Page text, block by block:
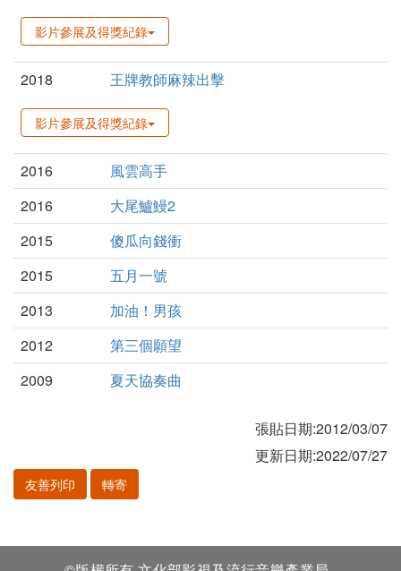
影片參展及得獎紀錄
2018 王牌教師麻辣出擊
影片參展及得獎紀錄
2016
風雲高手
2016
大尾鱸鰻2
2015
傻瓜向錢衝
2015
五月一號
2013
加油！男孩
2012
第三個願望
2009
夏天協奏曲
張貼日期:2012/03/07
更新日期:2022/07/27
友善列印 轉寄